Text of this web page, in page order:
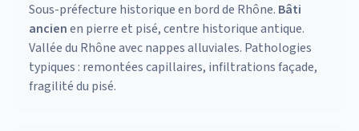
Sous-préfecture historique en bord de Rhône. Bâti
ancienen pierre et pisé, centre historique antique.
Vallée du Rhône avec nappes alluviales. Pathologies
typiques : remontées capillaires, infiltrations façade,
fragilité du pisé.